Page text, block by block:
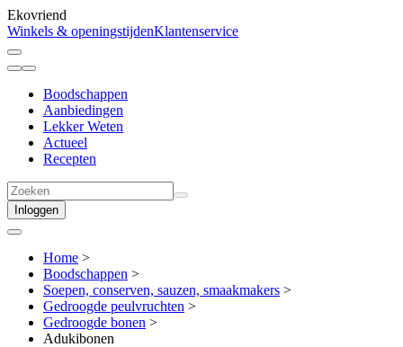
Ekovriend
Winkels & openingstijdenKlantenservice
Boodschappen
Aanbiedingen
Lekker Weten
Actueel
Recepten
Inloggen
Home >
Boodschappen >
Soepen, conserven, sauzen, smaakmakers >
Gedroogde peulvruchten >
Gedroogde bonen >
Adukibonen